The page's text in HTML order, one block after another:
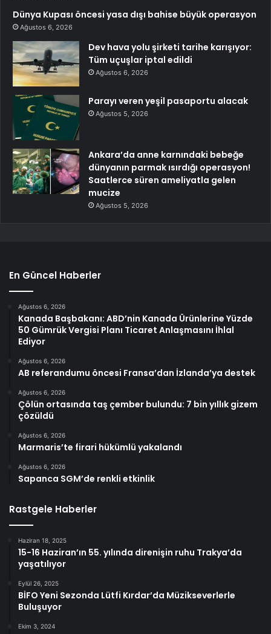
Dünya Kupası öncesi yasa dışı bahise büyük operasyon
Ağustos 6, 2026
Dev hava yolu şirketi tarihe karışıyor:
Tüm uçuşlar iptal edildi
Ağustos 6, 2026
Parayı veren yeşil pasaportu alacak
Ağustos 5, 2026
Ankara’da anne karnındaki bebeğe
dünyanın parmak ısırdığı operasyon!
Saatlerce süren ameliyatla gelen
mucize
Ağustos 5, 2026
En Güncel Haberler
Ağustos 6, 2026
Kanada Başbakanı: ABD’nin Kanada Ürünlerine Yüzde
50 Gümrük Vergisi Planı Ticaret Anlaşmasını İhlal
Ediyor
Ağustos 6, 2026
AB referandumu öncesi Fransa’dan İzlanda’ya destek
Ağustos 6, 2026
Çölün ortasında taş çember bulundu: 7 bin yıllık gizem
çözüldü
Ağustos 6, 2026
Marmaris’te firari hükümlü yakalandı
Ağustos 6, 2026
Sapanca SGM’de renkli etkinlik
Rastgele Haberler
Haziran 18, 2025
15-16 Haziran’ın 55. yılında direnişin ruhu Trakya’da
yaşatılıyor
Eylül 26, 2025
BİFO Yeni Sezonda Lütfi Kırdar’da Müzikseverlerle
Buluşuyor
Ekim 3, 2024